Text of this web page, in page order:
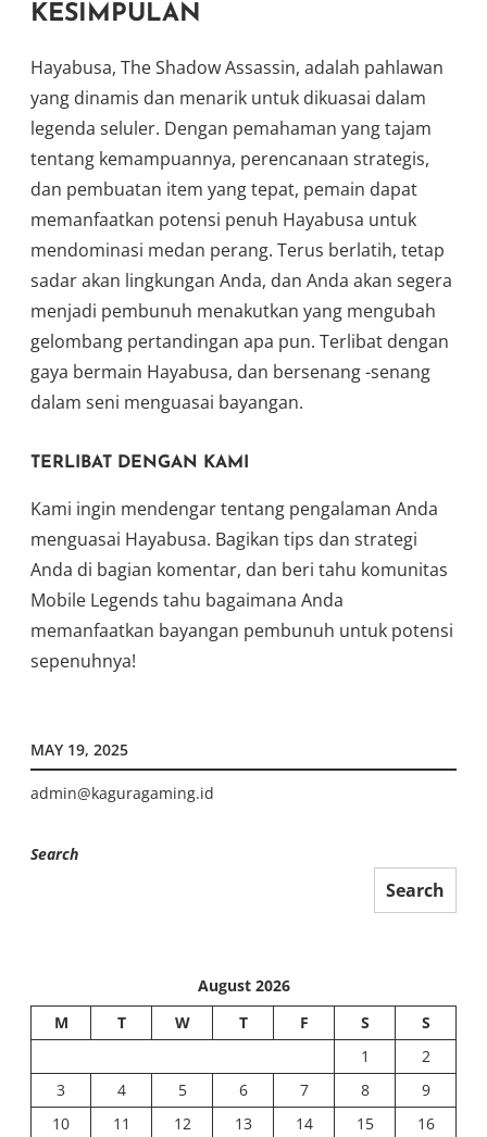
KESIMPULAN
Hayabusa, The Shadow Assassin, adalah pahlawan
yang dinamis dan menarik untuk dikuasai dalam
legenda seluler. Dengan pemahaman yang tajam
tentang kemampuannya, perencanaan strategis,
dan pembuatan item yang tepat, pemain dapat
memanfaatkan potensi penuh Hayabusa untuk
mendominasi medan perang. Terus berlatih, tetap
sadar akan lingkungan Anda, dan Anda akan segera
menjadi pembunuh menakutkan yang mengubah
gelombang pertandingan apa pun. Terlibat dengan
gaya bermain Hayabusa, dan bersenang -senang
dalam seni menguasai bayangan.
TERLIBAT DENGAN KAMI
Kami ingin mendengar tentang pengalaman Anda
menguasai Hayabusa. Bagikan tips dan strategi
Anda di bagian komentar, dan beri tahu komunitas
Mobile Legends tahu bagaimana Anda
memanfaatkan bayangan pembunuh untuk potensi
sepenuhnya!
MAY 19, 2025
admin@kaguragaming.id
Search
Search
August 2026
M
T W T F S
S
1
2
3
4 5 6 7 8
9
10
11 12 13 14 15
16